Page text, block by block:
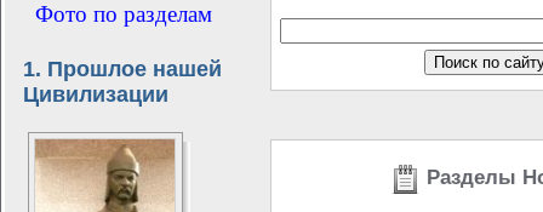
Фото по разделам
1. Прошлое нашей
Цивилизации
Разделы